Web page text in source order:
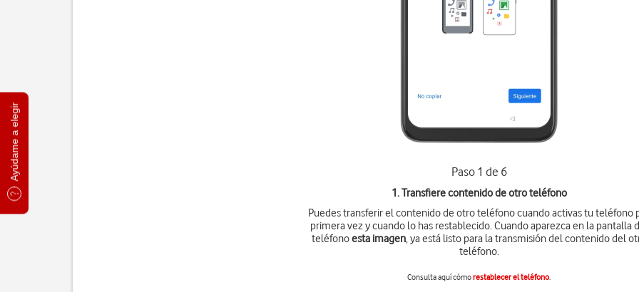
Ayúdame a elegir Paso 1 de 6
1. Transfiere contenido de otro teléfono
Puedes transferir el contenido de otro teléfono cuando activas tu teléfono
primera vez y cuando lo has restablecido. Cuando aparezca en la pantalla
teléfonoesta imagen, ya está listo para la transmisión del contenido del
teléfono.
Consulta aquí cómorestablecer el teléfono.